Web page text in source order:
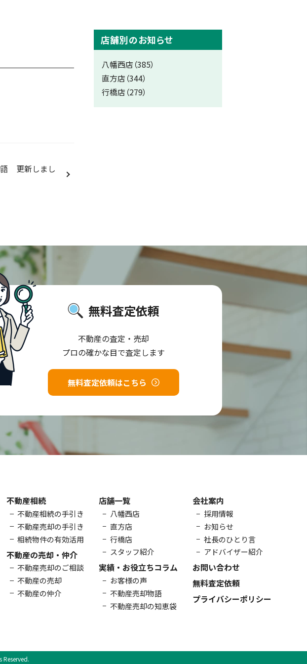
語 更新しまし
店舗別のお知らせ
八幡西店（385）
直方店（344）
行橋店（279）
無料査定依頼
不動産の査定・売却
プロの確かな目で査定します
無料査定依頼はこちら
不動産相続
不動産相続の手引き
不動産売却の手引き
相続物件の有効活用
不動産の売却・仲介
不動産売却のご相談
不動産の売却
不動産の仲介
店舗一覧
八幡西店
直方店
行橋店
スタッフ紹介
実績・お役立ちコラム
お客様の声
不動産売却物語
不動産売却の知恵袋
会社案内
採用情報
お知らせ
社長のひとり言
アドバイザー紹介
お問い合わせ
無料査定依頼
プライバシーポリシー
Reserved.